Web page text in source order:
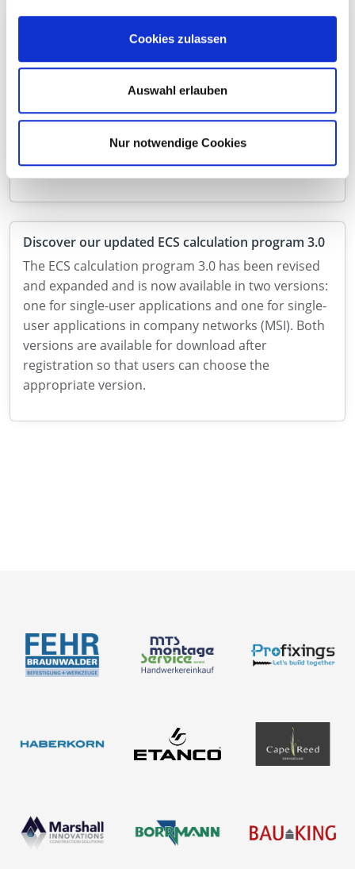
Cookies zulassen
Auswahl erlauben
Nur notwendige Cookies
Discover Eurotec's free ECS calculation program for
timber and concrete construction. Design any
Learn more about ETA-certified rock concrete
screws and versatile bolt anchors for maximum
load capacity and minimum spacing.
Discover our updated ECS calculation program 3.0
The ECS calculation program 3.0 has been revised
and expanded and is now available in two versions:
one for single-user applications and one for single-
user applications in company networks (MSI). Both
versions are available for download after
registration so that users can choose the
appropriate version.